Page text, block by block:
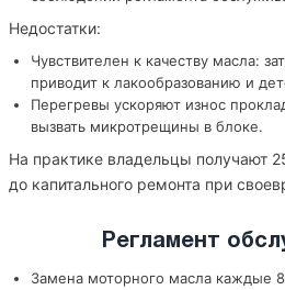
Недостатки:
Чувствителен к качеству масла:
приводит к лакообразованию и
Перегревы ускоряют износ
вызвать микротрещины в блоке.
На практике владельцы получают
до капитального ремонта при
Регламент
Замена моторного масла каждые